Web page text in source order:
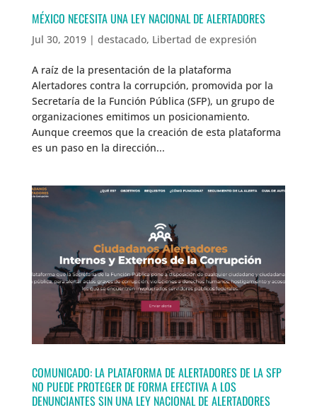
MÉXICO NECESITA UNA LEY NACIONAL DE ALERTADORES
Jul 30, 2019| destacado, Libertad de expresión
A raíz de la presentación de la plataforma
Alertadores contra la corrupción, promovida por la
Secretaría de la Función Pública (SFP), un grupo de
organizaciones emitimos un posicionamiento.
Aunque creemos que la creación de esta plataforma
es un paso en la dirección...
COMUNICADO: LA PLATAFORMA DE ALERTADORES DE LA SFP
NO PUEDE PROTEGER DE FORMA EFECTIVA A LOS
DENUNCIANTES SIN UNA LEY NACIONAL DE ALERTADORES